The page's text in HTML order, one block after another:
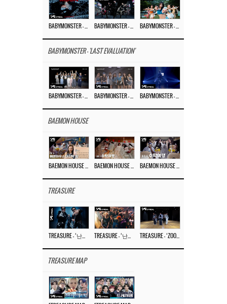
BABYMONSTER - 'LAST EVALUATION'
BAEMON HOUSE
TREASURE
TREASURE MAP